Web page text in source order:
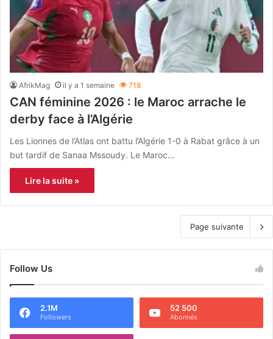
AfrikMag il y a 1 semaine 718
CAN féminine 2026 : le Maroc arrache le
derby face à l’Algérie
Les Lionnes de l’Atlas ont battu l’Algérie 1-0 à Rabat grâce à un
but tardif de Sanaa Mssoudy. Le Maroc…
Lire la suite »
Page suivante
Follow Us
2.1M
Followers
52 500
Abonnés